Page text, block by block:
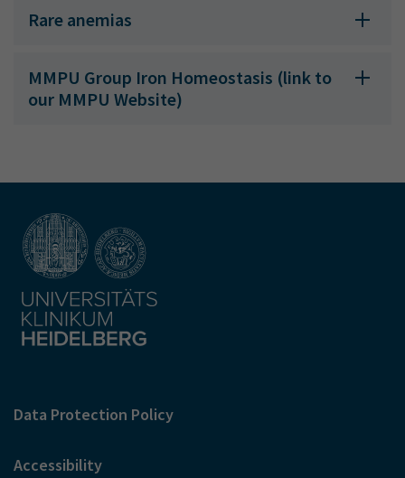
Rare anemias
MMPU Group Iron Homeostasis (link to
our MMPU Website)
Data Protection Policy
Accessibility